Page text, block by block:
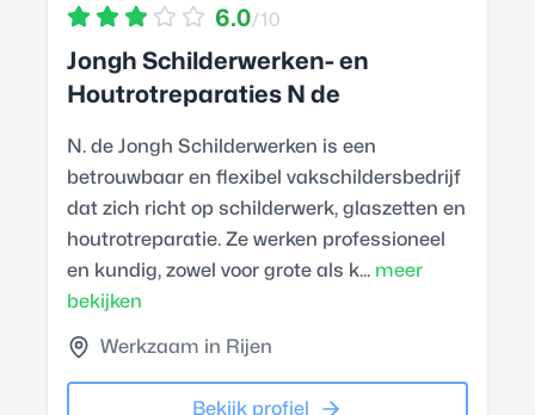
6.0/10
Jongh Schilderwerken- en
Houtrotreparaties N de
N. de Jongh Schilderwerken is een
betrouwbaar en flexibel vakschildersbedrijf
dat zich richt op schilderwerk, glaszetten en
houtrotreparatie. Ze werken professioneel
en kundig, zowel voor grote als k... meer
bekijken
Werkzaam in Rijen
Bekijk profiel